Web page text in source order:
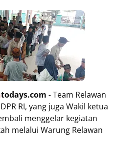
todays.com - Team Relawan
RI, yang juga Wakil ketua
menggelar kegiatan
melalui Warung Relawan